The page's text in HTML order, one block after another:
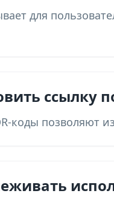
для
ссылку
коды позволяют